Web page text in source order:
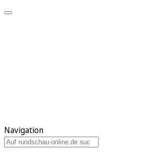
Navigation